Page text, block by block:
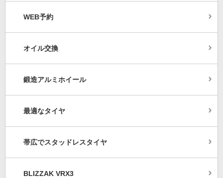
WEB予約
オイル交換
鍛造アルミホイール
最適なタイヤ
帯広でスタッドレスタイヤ
BLIZZAK VRX3